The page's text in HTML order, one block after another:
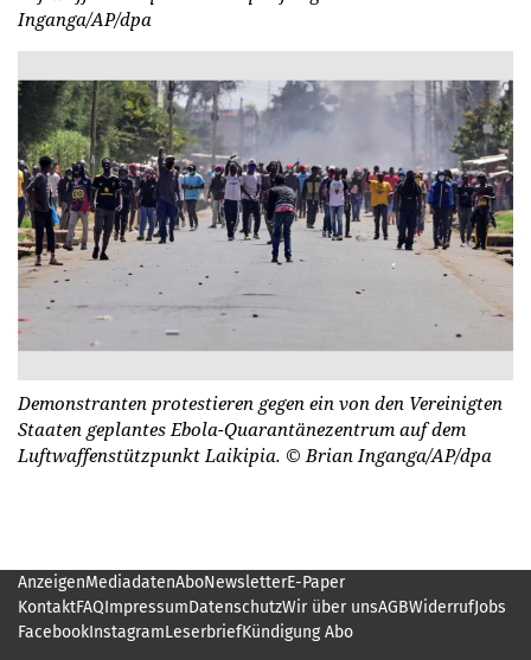
Inganga/AP/dpa
Demonstranten protestieren gegen ein von den Vereinigten
Staaten geplantes Ebola-Quarantänezentrum auf dem
Luftwaffenstützpunkt Laikipia. © Brian Inganga/AP/dpa
AnzeigenMediadatenAboNewsletterE-Paper
KontaktFAQImpressumDatenschutzWir über unsAGBWiderrufJobs
FacebookInstagramLeserbriefKündigung Abo